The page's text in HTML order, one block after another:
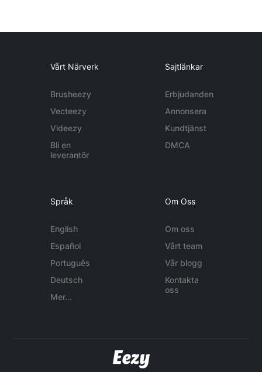
Vårt Närverk
Brusheezy
Vecteezy
Videezy
Bli en
leverantör
Sajtlänkar
Erbjudanden
Annonsera
Kundtjänst
DMCA
Språk
English
Español
Português
Deutsch
Mer...
Om Oss
Om oss
Vårt team
Vår blogg
Kontakta
oss